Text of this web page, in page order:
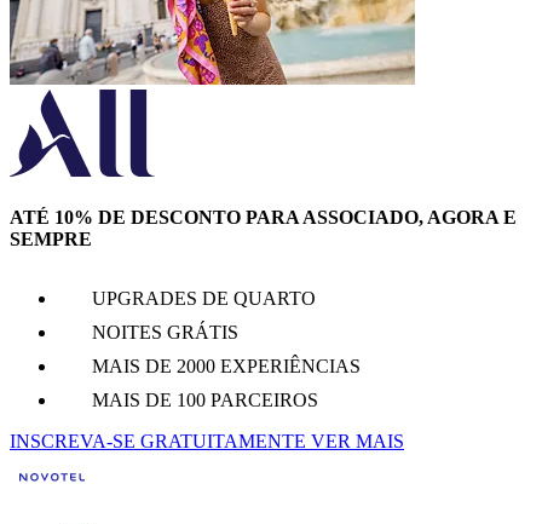
ATÉ 10% DE DESCONTO PARA ASSOCIADO, AGORA E
SEMPRE
UPGRADES DE QUARTO
NOITES GRÁTIS
MAIS DE 2000 EXPERIÊNCIAS
MAIS DE 100 PARCEIROS
INSCREVA-SE GRATUITAMENTE VER MAIS